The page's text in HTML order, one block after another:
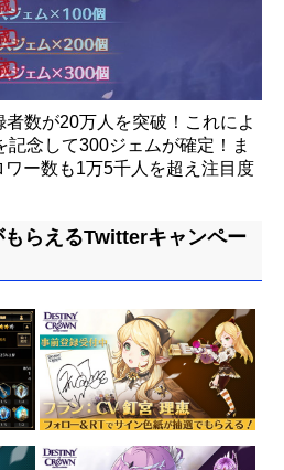
者数が20万人を突破！これによ
記念して300ジェムが確定！ま
ー数も1万5千人を超え注目度
もらえるTwitterキャンペー